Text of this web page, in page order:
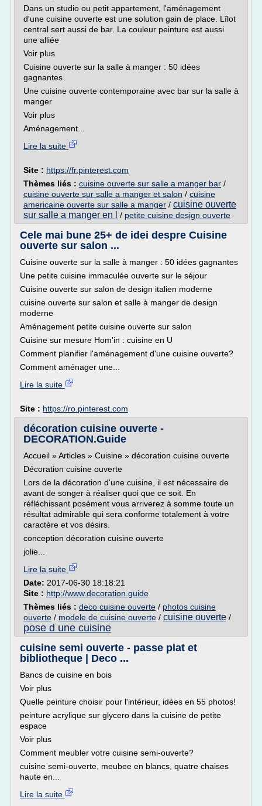
Dans un studio ou petit appartement, l'aménagement
d'une cuisine ouverte est une solution gain de place. Lîlot
central sert aussi de bar. La couleur peinture est aussi
une alliée
Voir plus
Cuisine ouverte sur la salle à manger : 50 idées
gagnantes
Une cuisine ouverte contemporaine avec bar sur la salle à
manger
Voir plus
Aménagement...
Lire la suite
Site : https://fr.pinterest.com
Thèmes liés : cuisine ouverte sur salle a manger bar /
cuisine ouverte sur salle a manger et salon / cuisine
americaine ouverte sur salle a manger / cuisine ouverte
sur salle a manger en l
/ petite cuisine design ouverte
Cele mai bune 25+ de idei despre Cuisine
ouverte sur salon ...
Cuisine ouverte sur la salle à manger : 50 idées gagnantes
Une petite cuisine immaculée ouverte sur le séjour
Cuisine ouverte sur salon de design italien moderne
cuisine ouverte sur salon et salle à manger de design
moderne
Aménagement petite cuisine ouverte sur salon
Cuisine sur mesure Hom'in : cuisine en U
Comment planifier l'aménagement d'une cuisine ouverte?
Comment aménager une...
Lire la suite
Site : https://ro.pinterest.com
décoration cuisine ouverte -
DECORATION.Guide
Accueil » Articles » Cuisine » décoration cuisine ouverte
Décoration cuisine ouverte
Lors de la décoration d'une cuisine, il est nécessaire de
avant de songer à réaliser quoi que ce soit. En
réfléchissant posément vous arriverez à somme toute un
résultat admirable qui sera conforme totalement à votre
caractère et vos désirs.
conception décoration cuisine ouverte
jolie...
Lire la suite
Date: 2017-06-30 18:18:21
Site : http://www.decoration.guide
Thèmes liés : deco cuisine ouverte / photos cuisine
ouverte / modele de cuisine ouverte / cuisine ouverte /
pose d une cuisine
cuisine semi ouverte - passe plat et
bibliotheque | Deco ...
Bancs de cuisine en bois
Voir plus
Quelle peinture choisir pour l'intérieur, idées en 55 photos!
peinture acrylique sur glycero dans la cuisine de petite
espace
Voir plus
Comment meubler votre cuisine semi-ouverte?
cuisine semi-ouverte, meubee en blancs, quatre chaises
haute en...
Lire la suite